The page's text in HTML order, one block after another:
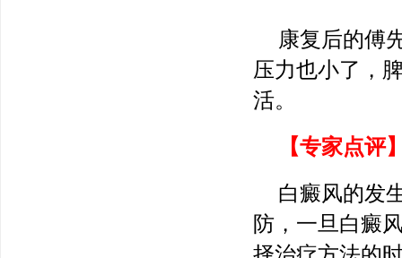
康复后的傅
压力也小了，
活。
【专家点评
白癜风的发
防，一旦白癜